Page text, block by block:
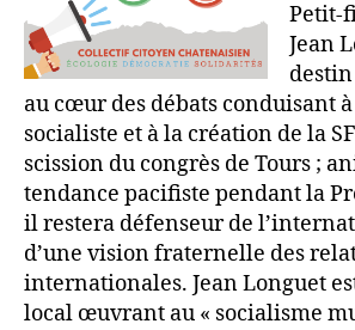
Petit-
Jean
au cœur des débats conduisant
socialiste et à la création de la
scission du congrès de Tours ;
tendance pacifiste pendant la
il restera défenseur de
d’une vision fraternelle des
internationales. Jean Longuet
local œuvrant au « socialisme